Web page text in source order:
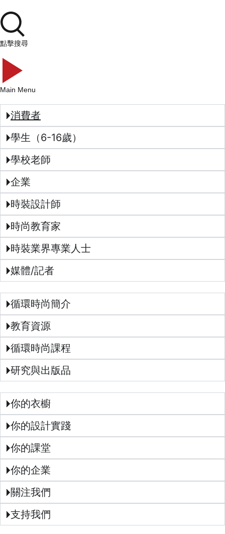
點擊搜尋
Main Menu
消費者
學生（6-16歲）
學校老師
企業
時裝設計師
時尚教育家
時裝業界專業人士
媒體/記者
循環時尚簡介
教育資源
循環時尚課程
研究與出版品
你的衣櫥
你的設計實踐
你的課堂
你的企業
關注我們
支持我們